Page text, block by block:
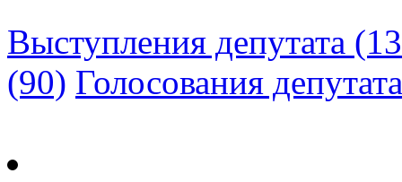
Выступления депутата
(90) Голосования депутата